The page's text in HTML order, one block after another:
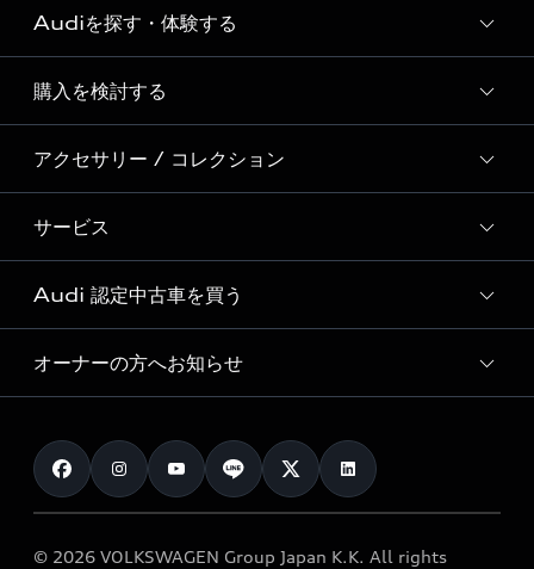
Audi ブランド
Story of Progress
Audi Sport
Formula 1®
デジタルサービス
Audiを探す・体験する
ディーラー検索
新車在庫検索
試乗車・展示車検索
見積もり依頼
試乗予約
購入を検討する
モデル一覧
特別仕様モデル / 限定モデル
e-tronラインアップ
価格シミュレーション
車両比較
カタログ一覧
アクセサリー / コレクション
純正アクセサリー
オンラインショップ
Audi collection
アウディナビアプリ
サービス
サービス入庫予約
サービスプログラム
メンテナンス
車検 / 定期点検
e-tronアフターサポート
Audi 認定中古車を買う
Audi認定中古車
クオリティ
保証
メンテナンス
オーナーの方へお知らせ
お知らせ
オーナー様向けキャンペーン
© 2026 VOLKSWAGEN Group Japan K.K. All rights